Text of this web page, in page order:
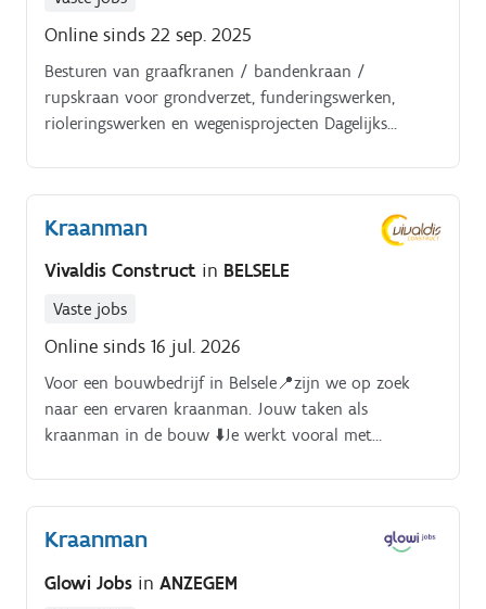
plannen en bouwspecificaties.*Je ondersteunt bij de
voorbereiding van de werf en zorgt dat materialen
correct worden aangewend.*Je draagt actief bij aan
een veilige werkomgeving door de
op de werf.
Online sinds 22 sep. 2025
Besturen van graafkranen / bandenkraan /
rupskraan voor grondverzet, funderingswerken,
rioleringswerken en wegenisprojecten Dagelijks
werking, alarmsignalen etc., en kleine
onderhoudswerken uitvoeren Werken volgens
veiligheidsvoorschriften, zorgen voor nette en
vrijhouden, PBM’s gebruiken) Samenwerken met
grondwerkers, werfleiders en andere collega’s op de
klinkers, afvoeren van grond, opruimen).
Kraanman
Vivaldis Construct in BELSELE
Vaste jobs
Online sinds 16 jul. 2026
Voor een bouwbedrijf in Belsele📍zijn we op zoek
naar een ervaren kraanman. Jouw taken als
kraanman in de bouw ⬇️Je werkt vooral met
aan afbraakwerken met de kraan 🏗Je zorgt ervoor
dat de kraan netjes wordt achtergelaten bij einde van
Kraanman
Glowi Jobs in ANZEGEM